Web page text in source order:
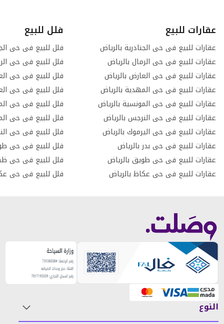
عقارات للبيع
عقارات للبيع فى حى الجنادرية بالرياض
عقارات للبيع فى حى الرمال بالرياض
عقارات للبيع فى حى العارض بالرياض
عقارات للبيع فى حى المهدية بالرياض
عقارات للبيع فى حى المونسية بالرياض
عقارات للبيع فى حى النرجس بالرياض
عقارات للبيع فى حى اليرموك بالرياض
عقارات للبيع فى حى بدر بالرياض
عقارات للبيع فى حى طويق بالرياض
عقارات للبيع فى حى عكاظ بالرياض
فلل للبيع
فلل للبيع فى حى
فلل للبيع فى حى
فلل للبيع فى حى
فلل للبيع فى حى
فلل للبيع فى حى
فلل للبيع فى حى
فلل للبيع فى حى
فلل للبيع فى حى
فلل للبيع فى حى
فلل للبيع فى حى
النوع